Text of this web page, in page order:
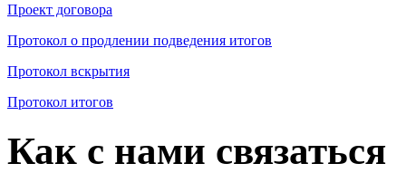
Проект договора
Протокол о продлении подведения итогов
Протокол вскрытия
Протокол итогов
Как с нами связаться